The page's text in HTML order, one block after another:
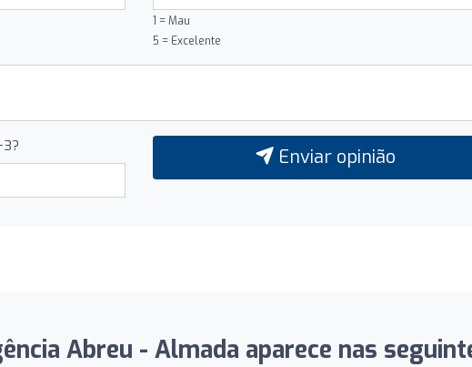
1 = Mau
5 = Excelente
Enviar opinião
Abreu - Almada aparece nas